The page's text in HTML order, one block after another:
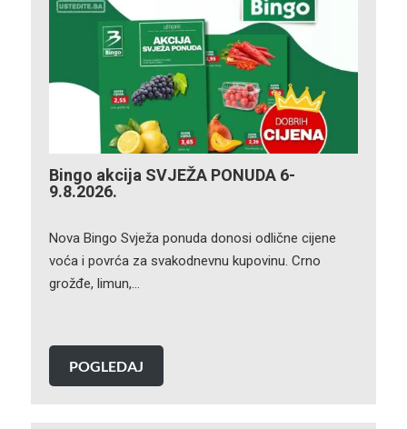
Bingo akcija SVJEŽA PONUDA 6-
9.8.2026.
Nova Bingo Svježa ponuda donosi odlične cijene
voća i povrća za svakodnevnu kupovinu. Crno
grožđe, limun,…
POGLEDAJ